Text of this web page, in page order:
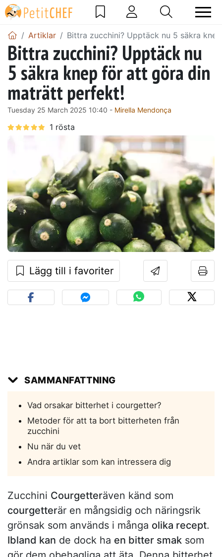
Artiklar Bittra zucchini? Upptäck nu 5 säkra
Bittra zucchini? Upptäck nu
5 säkra knep för att göra din
maträtt perfekt!
Tuesday 25 March 2025 10:40 - Mirella Mendonça
Lägg till i favoriter
SAMMANFATTNING
Vad orsakar bitterhet i courgetter?
Metoder för att ta bort bitterheten från
zucchini
Nu när du vet
Andra artiklar som kan intressera dig
Zucchini Courgetteräven känd som
courgetterär en mångsidig och näringsrik
grönsak som används i många olika recept.
Ibland kan de dock ha en bitter smak som